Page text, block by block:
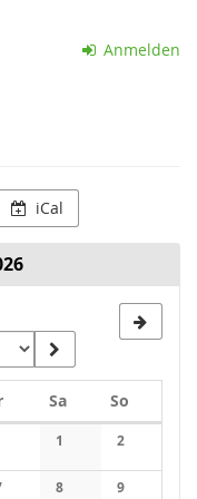
Anmelden
iCal
FreitagSaSamstag
So
1
Keine
2
Keine
8 9